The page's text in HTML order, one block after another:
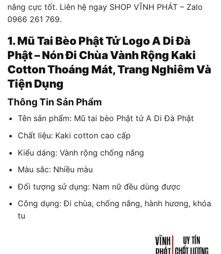
nắng cực tốt. Liên hệ ngay SHOP VĨNH PHÁT – Zalo
0966 261 769.
1. Mũ Tai Bèo Phật Tử Logo A Di Đà
Phật – Nón Đi Chùa Vành Rộng Kaki
Cotton Thoáng Mát, Trang Nghiêm Và
Tiện Dụng
Thông Tin Sản Phẩm
Tên sản phẩm: Mũ tai bèo Phật tử A Di Đà Phật
Chất liệu: Kaki cotton cao cấp
Kiểu dáng: Vành rộng chống nắng
Màu sắc: Nhiều màu
Đối tượng sử dụng: Nam nữ đều dùng được
Công dụng: Đi chùa, chống nắng, hành hương, khóa
tu